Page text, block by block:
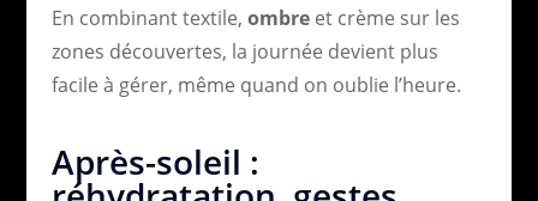
En combinant textile, ombreet crème sur les
zones découvertes, la journée devient plus
facile à gérer, même quand on oublie l’heure.
Après-soleil :